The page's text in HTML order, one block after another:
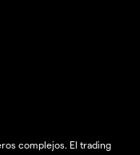
complejos. El trading